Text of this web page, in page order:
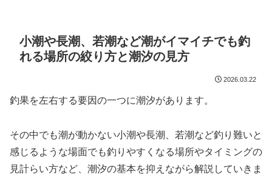
小潮や長潮、若潮など潮がイマイチでも釣
れる場所の絞り方と潮汐の見方
2026.03.22
釣果を左右する要因の一つに潮汐があります。
その中でも潮が動かない小潮や長潮、若潮など釣り難いと
感じるような場面でも釣りやすくなる場所やタイミングの
見計らい方など、潮汐の基本を抑えながら解説していきま